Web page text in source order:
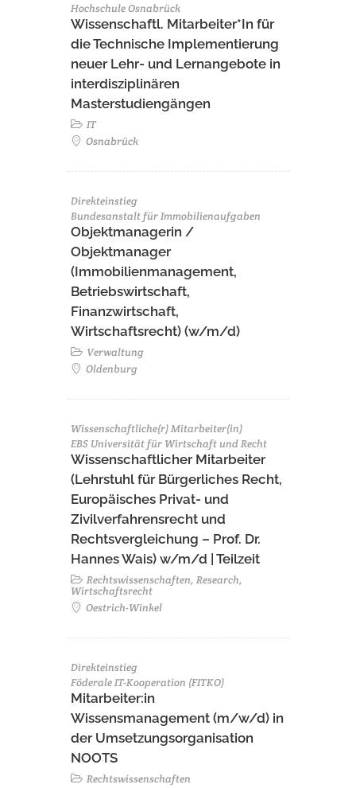
Hochschule Osnabrück
Wissenschaftl. Mitarbeiter*In für
die Technische Implementierung
neuer Lehr- und Lernangebote in
interdisziplinären
Masterstudiengängen
IT
Osnabrück
Direkteinstieg
Bundesanstalt für Immobilienaufgaben
Objektmanagerin /
Objektmanager
(Immobilienmanagement,
Betriebswirtschaft,
Finanzwirtschaft,
Wirtschaftsrecht) (w/m/d)
Verwaltung
Oldenburg
Wissenschaftliche(r) Mitarbeiter(in)
EBS Universität für Wirtschaft und Recht
Wissenschaftlicher Mitarbeiter
(Lehrstuhl für Bürgerliches Recht,
Europäisches Privat- und
Zivilverfahrensrecht und
Rechtsvergleichung – Prof. Dr.
Hannes Wais) w/m/d | Teilzeit
Rechtswissenschaften, Research,
Wirtschaftsrecht
Oestrich-Winkel
Direkteinstieg
Föderale IT-Kooperation (FITKO)
Mitarbeiter:in
Wissensmanagement (m/w/d) in
der Umsetzungsorganisation
NOOTS
Rechtswissenschaften